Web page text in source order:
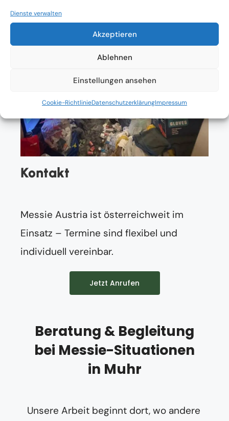
Dienste verwalten
Akzeptieren
Ablehnen
Einstellungen ansehen
Cookie-RichtlinieDatenschutzerklärungImpressum
Kontakt
Messie Austria ist österreichweit im
Einsatz – Termine sind flexibel und
individuell vereinbar.
Jetzt Anrufen
Beratung & Begleitung
bei Messie-Situationen
in Muhr
Unsere Arbeit beginnt dort, wo andere